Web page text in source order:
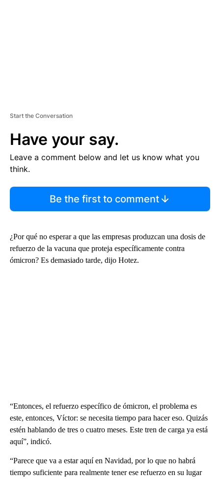
Start the Conversation
Have your say.
Leave a comment below and let us know what you
think.
Be the first to comment
¿Por qué no esperar a que las empresas produzcan una dosis de
refuerzo de la vacuna que proteja específicamente contra
ómicron? Es demasiado tarde, dijo Hotez.
“Entonces, el refuerzo específico de ómicron, el problema es
este, entonces, Víctor: se necesita tiempo para hacer eso. Quizás
estén hablando de tres o cuatro meses. Este tren de carga ya está
aquí”, indicó.
“Parece que va a estar aquí en Navidad, por lo que no habrá
tiempo suficiente para realmente tener ese refuerzo en su lugar